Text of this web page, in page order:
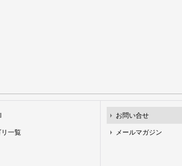
一覧
お問い合せ
メールマガジン